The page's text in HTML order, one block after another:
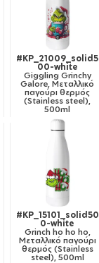
#KP_21009_solid5
00-white
Giggling Grinchy
Galore, Μεταλλικό
παγούρι θερμός
(Stainless steel),
500ml
#KP_15101_solid50
0-white
Grinch ho ho ho,
Μεταλλικό παγούρι
θερμός (Stainless
steel), 500ml